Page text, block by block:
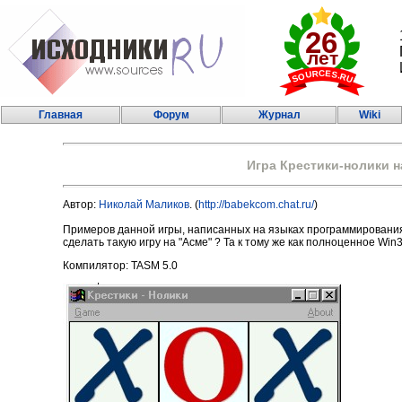
Главная Форум Журнал Wiki
Игра Крестики-нолики
Автор: Николай Маликов. (http://babekcom.chat.ru/)
Примеров данной игры, написанных на языках
сделать такую игру на "Асме" ? Та к тому же как полноценное
Компилятор: TASM 5.0